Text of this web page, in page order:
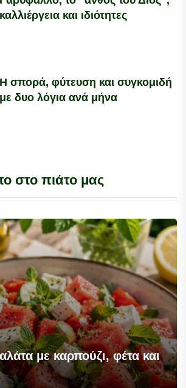
καλλιέργεια και ιδιότητες
Η σπορά, φύτευση και συγκομιδή
με δυο λόγια ανά μήνα
στο πιάτο μας
με καρπούζι, φέτα και